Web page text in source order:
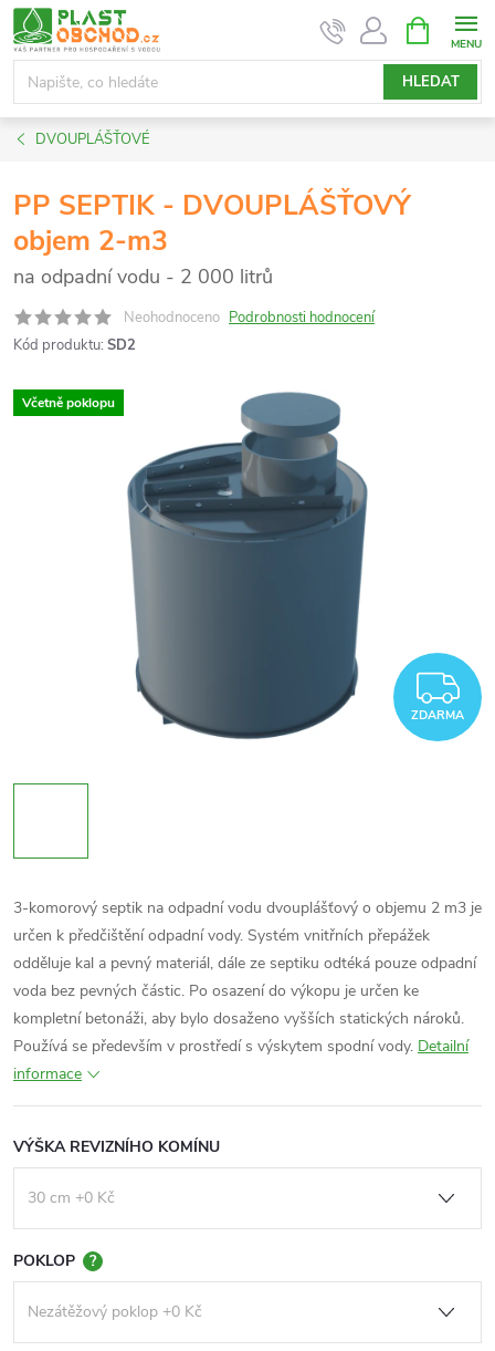
Přejít
na
obsah
HLEDAT
NÁKUPNÍ
KOŠÍK
DVOUPLÁŠŤOVÉ
PP SEPTIK - DVOUPLÁŠŤOVÝ
objem 2-m3
na odpadní vodu - 2 000 litrů
Neohodnoceno Podrobnosti hodnocení
Kód produktu: SD2
Včetně poklopu
ZDARMA
3-komorový septik na odpadní vodu dvouplášťový o objemu 2 m3 je
určen k předčištění odpadní vody. Systém vnitřních přepážek
odděluje kal a pevný materiál, dále ze septiku odtéká pouze odpadní
voda bez pevných částic. Po osazení do výkopu je určen ke
kompletní betonáži, aby bylo dosaženo vyšších statických nároků.
Používá se především v prostředí s výskytem spodní vody. Detailní
informace
VÝŠKA REVIZNÍHO KOMÍNU
POKLOP ?